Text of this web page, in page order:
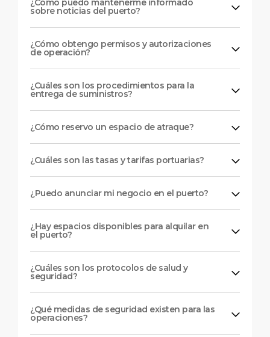
sobre noticias del puerto?
¿Cómo obtengo permisos y autorizaciones
de operación?
¿Cuáles son los procedimientos para la
entrega de suministros?
¿Cómo reservo un espacio de atraque?
¿Cuáles son las tasas y tarifas portuarias?
¿Puedo anunciar mi negocio en el puerto?
¿Hay espacios disponibles para alquilar en
el puerto?
¿Cuáles son los protocolos de salud y
seguridad?
¿Qué medidas de seguridad existen para las
operaciones?